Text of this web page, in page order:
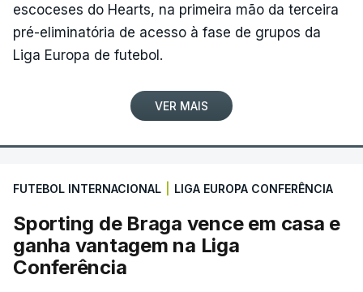
escoceses do Hearts, na primeira mão da terceira
pré-eliminatória de acesso à fase de grupos da
Liga Europa de futebol.
VER MAIS
FUTEBOL INTERNACIONAL LIGA EUROPA CONFERÊNCIA
Sporting de Braga vence em casa e
ganha vantagem na Liga
Conferência